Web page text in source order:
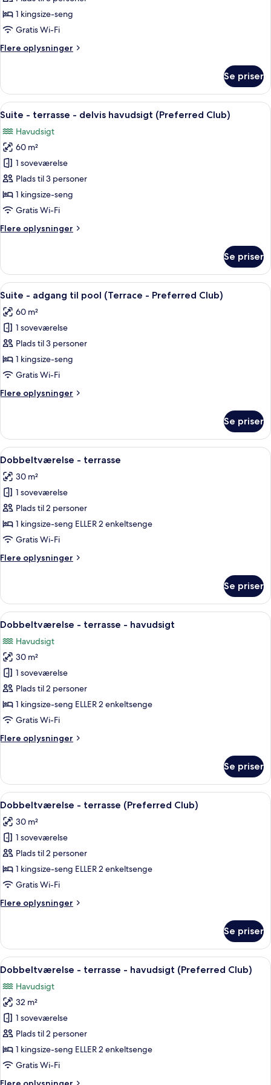
-
terrasse
havudsigt
1 kingsize-seng
Gratis Wi-Fi
Flere oplysninger
Flere
suite
terrasse
havudsigt
(Preferred
Club)
Se priser
Indlæs
alle
billeder
af
Suite
-
terrasse
-
havudsigt
Et hotelværelse med en stor seng,
8
Suite - terrasse - delvis havudsigt (Preferred Club)
Havudsigt
60 m²
1 soveværelse
Plads til 3 personer
1 kingsize-seng
Gratis Wi-Fi
Flere oplysninger
Flere
-
terrasse
-
havudsigt
(Preferred
Se priser
Indlæs
alle
billeder
af
Suite
-
adgang
pool
Preferred
Club)
Et hotelværelse med en stor seng,
7
Suite - adgang til pool (Terrace - Preferred Club)
60 m²
1 soveværelse
Plads til 3 personer
1 kingsize-seng
Gratis Wi-Fi
Flere oplysninger
Flere
-
adgang
til
(Terrace
Club)
Se priser
Indlæs
alle
billeder
af
Dobbeltværelse
-
terrasse
Et hotelværelse med en seng, en
2
Dobbeltværelse - terrasse
30 m²
1 soveværelse
Plads til 2 personer
1 kingsize-seng ELLER 2 enkeltsenge
Gratis Wi-Fi
Flere oplysninger
Flere
-
terrasse
Se priser
Indlæs
alle
billeder
af
Dobbeltværelse
-
terrasse
-
Et hotelværelse med balkon, seng,
5
Dobbeltværelse - terrasse - havudsigt
Havudsigt
30 m²
1 soveværelse
Plads til 2 personer
1 kingsize-seng ELLER 2 enkeltsenge
Gratis Wi-Fi
Flere oplysninger
Flere
-
terrasse
-
Se priser
Indlæs
alle
billeder
af
Dobbeltværelse
-
terrasse
Club)
Et hotelværelse med en seng, et
5
Dobbeltværelse - terrasse (Preferred Club)
30 m²
1 soveværelse
Plads til 2 personer
1 kingsize-seng ELLER 2 enkeltsenge
Gratis Wi-Fi
Flere oplysninger
Flere
-
terrasse
(Preferred
Se priser
Indlæs
alle
billeder
af
Dobbeltværelse
-
terrasse
-
En balkon med et bord dækket til to,
3
Dobbeltværelse - terrasse - havudsigt (Preferred Club)
Havudsigt
32 m²
1 soveværelse
Plads til 2 personer
1 kingsize-seng ELLER 2 enkeltsenge
Gratis Wi-Fi
Flere